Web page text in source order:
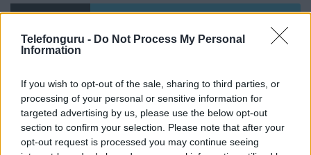
Telefonguru - Do Not Process My Personal
Information
If you wish to opt-out of the sale, sharing to third parties, or
processing of your personal or sensitive information for
targeted advertising by us, please use the below opt-out
section to confirm your selection. Please note that after your
opt-out request is processed you may continue seeing
Mennyibe kerül
Keressen a telefonboltok ajánlatai között!